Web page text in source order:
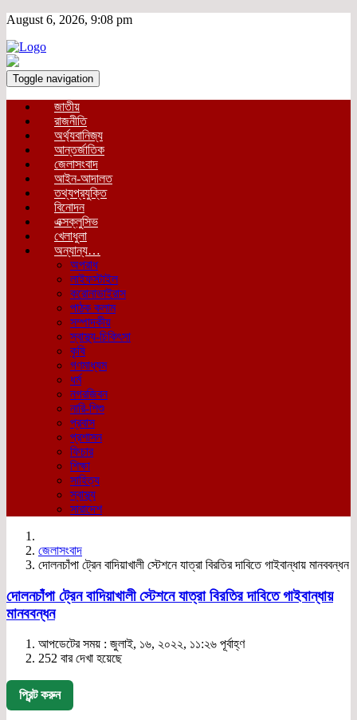
August 6, 2026, 9:08 pm
Toggle navigation
জাতীয়
রাজনীতি
অর্থ্যবানিজ্য
আন্তর্জাতিক
জেলাসংবাদ
আইন-আদালত
তথ্যপ্রযুক্তি
বিনোদন
এক্সক্লুসিভ
খেলাধুলা
অন্যান্য…
অপরাধ
লাইফস্টাইল
করোনাভাইরাস
পাঠক কলাম
সম্পাদকীয়
স্বাস্থ্য-চিকিৎসা
কৃষি
গণমাধ্যম
ধর্ম
নগরজিবন
নারি-শিশু
প্রবাস
প্রশাসন
ফিচার
শিক্ষা
সাহিত্য
স্বাস্থ্য
সারাদেশ
জেলাসংবাদ
দোলনচাঁপা ট্রেন বাদিয়াখালী স্টেশনে যাত্রা বিরতির দাবিতে গাইবান্ধায় মানববন্ধন
দোলনচাঁপা ট্রেন বাদিয়াখালী স্টেশনে যাত্রা বিরতির দাবিতে গাইবান্ধায়
মানববন্ধন
আপডেটের সময় : জুলাই, ১৬, ২০২২, ১১:২৬ পূর্বাহ্ণ
252 বার দেখা হয়েছে
প্রিন্ট করুন